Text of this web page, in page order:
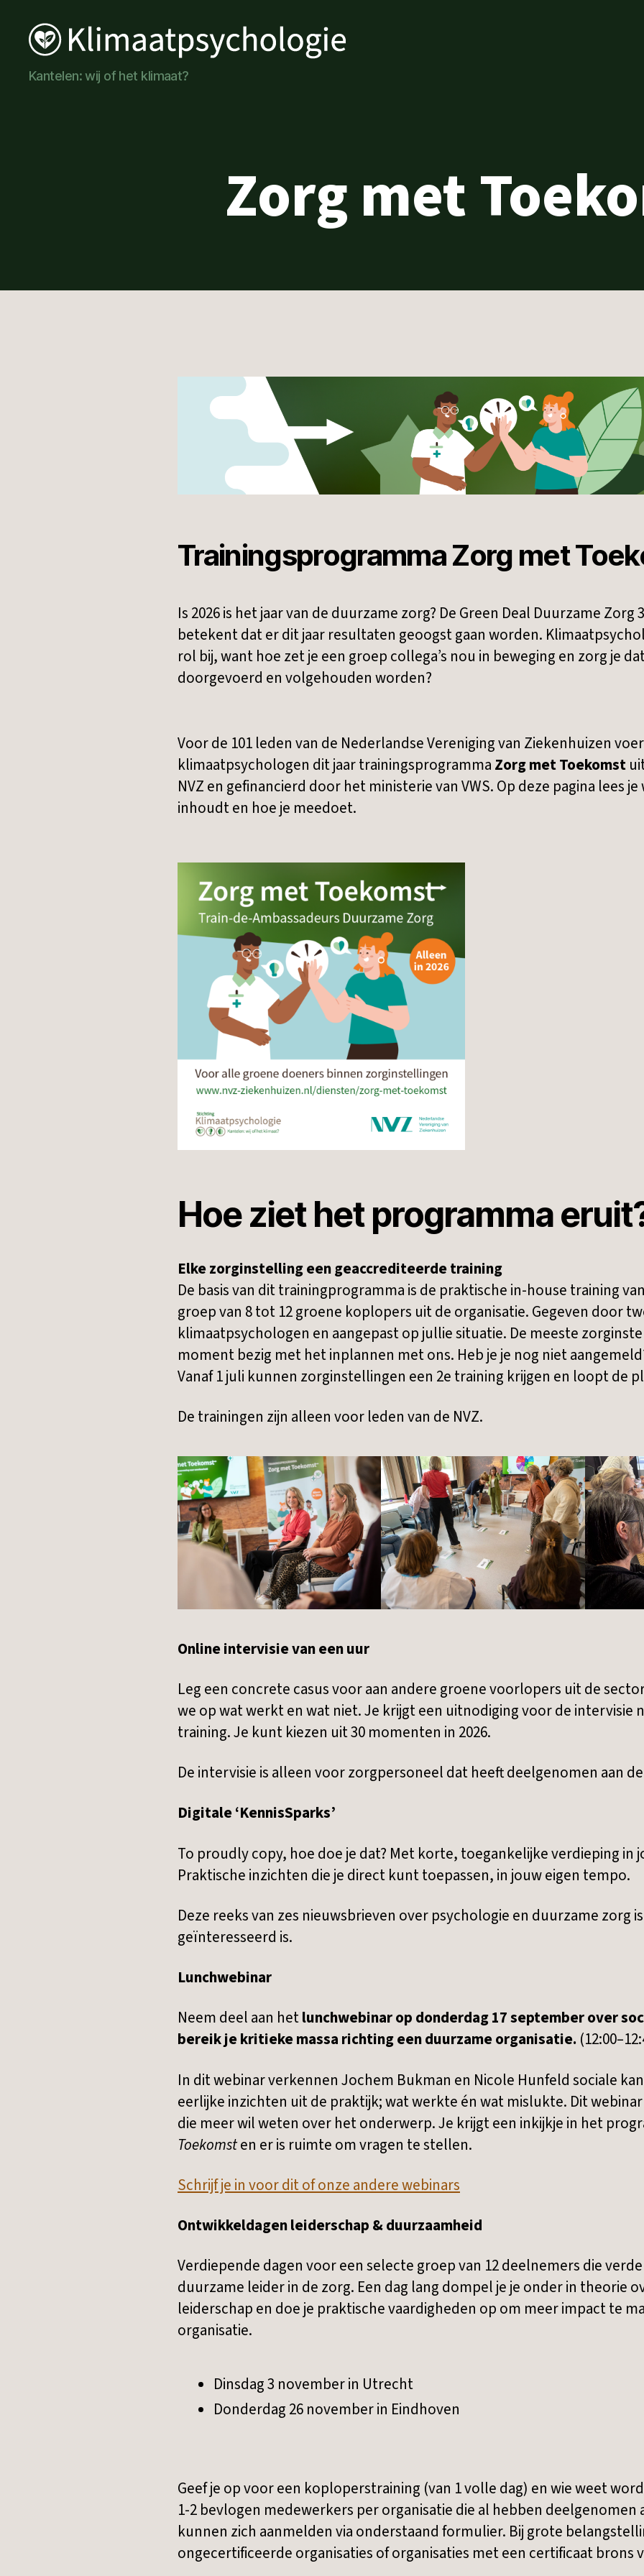
Klimaatpsychologie
Kantelen: wij of het klimaat?
Zorg met
Trainingsprogramma Zorg met
Is 2026 is het jaar van de duurzame zorg? De Green Deal Duurzame Zorg
betekent dat er dit jaar resultaten geoogst gaan worden.
rol bij, want hoe zet je een groep collega’s nou in beweging en zorg je
doorgevoerd en volgehouden worden?
Voor de 101 leden van de Nederlandse Vereniging van Ziekenhuizen
klimaatpsychologen dit jaar trainingsprogramma Zorg met Toekomst
NVZ en gefinancierd door het ministerie van VWS. Op deze pagina lees
inhoudt en hoe je meedoet.
Hoe ziet het programma
Elke zorginstelling een geaccrediteerde training
De basis van dit trainingprogramma is de praktische in-house training
groep van 8 tot 12 groene koplopers uit de organisatie. Gegeven door
klimaatpsychologen en aangepast op jullie situatie. De meeste
moment bezig met het inplannen met ons. Heb je je nog niet
Vanaf 1 juli kunnen zorginstellingen een 2e training krijgen en loopt de
De trainingen zijn alleen voor leden van de NVZ.
Online intervisie van een uur
Leg een concrete casus voor aan andere groene voorlopers uit de
we op wat werkt en wat niet. Je krijgt een uitnodiging voor de intervisie
training. Je kunt kiezen uit 30 momenten in 2026.
De intervisie is alleen voor zorgpersoneel dat heeft deelgenomen aan
Digitale ‘KennisSparks’
To proudly copy, hoe doe je dat? Met korte, toegankelijke verdieping in
Praktische inzichten die je direct kunt toepassen, in jouw eigen tempo.
Deze reeks van zes nieuwsbrieven over psychologie en duurzame zorg
geïnteresseerd is.
Lunchwebinar
Neem deel aan hetlunchwebinar op donderdag 17 september over
bereik je kritieke massa richting een duurzame organisatie.
In dit webinar verkennen Jochem Bukman en Nicole Hunfeld sociale
eerlijke inzichten uit de praktijk; wat werkte én wat mislukte. Dit
die meer wil weten over het onderwerp. Je krijgt een inkijkje in het
Toekomsten er is ruimte om vragen te stellen.
Schrijf je in voor dit of onze andere webinars
Ontwikkeldagen leiderschap & duurzaamheid
Verdiepende dagen voor een selecte groep van 12 deelnemers die
duurzame leider in de zorg. Een dag lang dompel je je onder in theorie
leiderschap en doe je praktische vaardigheden op om meer impact te
organisatie.
Dinsdag 3 november in Utrecht
Donderdag 26 november in Eindhoven
Geef je op voor een koploperstraining (van 1 volle dag) en wie weet
1-2 bevlogen medewerkers per organisatie die al hebben deelgenomen
kunnen zich aanmelden via onderstaand formulier. Bij grote
ongecertificeerde organisaties of organisaties met een certificaat brons